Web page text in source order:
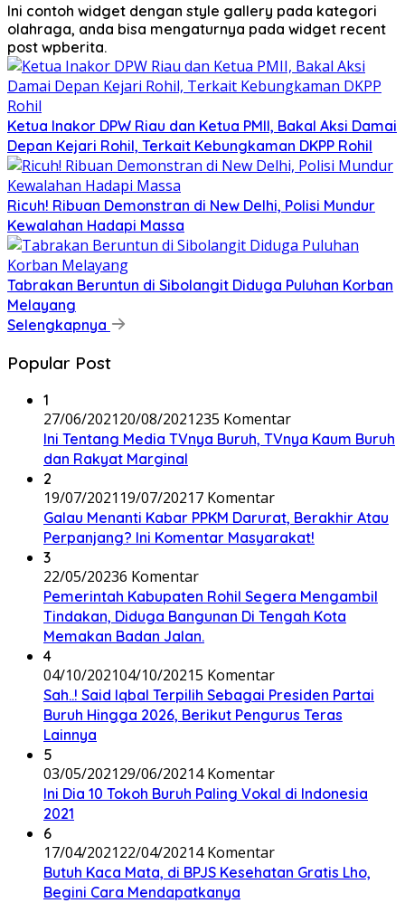
Ini contoh widget dengan style gallery pada kategori
olahraga, anda bisa mengaturnya pada widget recent
post wpberita.
Ketua Inakor DPW Riau dan Ketua PMII, Bakal Aksi Damai
Depan Kejari Rohil, Terkait Kebungkaman DKPP Rohil
Ricuh! Ribuan Demonstran di New Delhi, Polisi Mundur
Kewalahan Hadapi Massa
Tabrakan Beruntun di Sibolangit Diduga Puluhan Korban
Melayang
Selengkapnya
Popular Post
1
27/06/202120/08/2021235 Komentar
Ini Tentang Media TVnya Buruh, TVnya Kaum Buruh
dan Rakyat Marginal
2
19/07/2021 19/07/20217 Komentar
Galau Menanti Kabar PPKM Darurat, Berakhir Atau
Perpanjang? Ini Komentar Masyarakat!
3
22/05/20236 Komentar
Pemerintah Kabupaten Rohil Segera Mengambil
Tindakan, Diduga Bangunan Di Tengah Kota
Memakan Badan Jalan.
4
04/10/202104/10/20215 Komentar
Sah..! Said Iqbal Terpilih Sebagai Presiden Partai
Buruh Hingga 2026, Berikut Pengurus Teras
Lainnya
5
03/05/202129/06/20214 Komentar
Ini Dia 10 Tokoh Buruh Paling Vokal di Indonesia
2021
6
17/04/202122/04/20214 Komentar
Butuh Kaca Mata, di BPJS Kesehatan Gratis Lho,
Begini Cara Mendapatkanya